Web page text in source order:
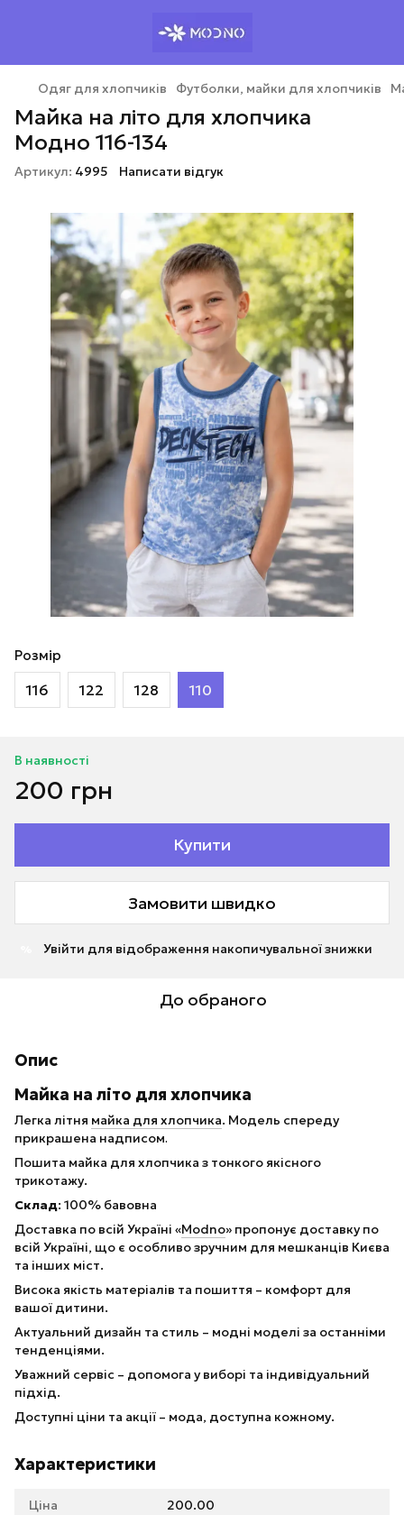
Одяг для хлопчиків Футболки, майки для хлопчиків
Майка на літо для хлопчика
Модно 116-134
Артикул: 4995 Написати відгук
Розмір
116 122 128 110
В наявності
200 грн
Купити
Замовити швидко
Увійти для відображення накопичувальної знижки
До обраного
Опис
Майка на літо для хлопчика
Легка літня майка для хлопчика. Модель спереду
прикрашена надписом.
Пошита майка для хлопчика з тонкого якісного
трикотажу.
Склад: 100% бавовна
Доставка по всій Україні «Modno» пропонує доставку по
всій Україні, що є особливо зручним для мешканців Києва
та інших міст.
Висока якість матеріалів та пошиття – комфорт для
вашої дитини.
Актуальний дизайн та стиль – модні моделі за останніми
тенденціями.
Уважний сервіс – допомога у виборі та індивідуальний
підхід.
Доступні ціни та акції – мода, доступна кожному.
Характеристики
Ціна 200.00